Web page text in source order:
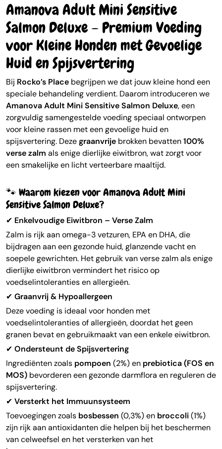
Amanova Adult Mini Sensitive
Salmon Deluxe – Premium Voeding
voor Kleine Honden met Gevoelige
Huid en Spijsvertering
Bij Rocko’s Place begrijpen we dat jouw kleine hond een
speciale behandeling verdient. Daarom introduceren we
Amanova Adult Mini Sensitive Salmon Deluxe, een
zorgvuldig samengestelde voeding speciaal ontworpen
voor kleine rassen met een gevoelige huid en
spijsvertering. Dezegraanvrije brokken bevatten100%
verse zalm als enige dierlijke eiwitbron, wat zorgt voor
een smakelijke en licht verteerbare maaltijd.
🐾 Waarom kiezen voor Amanova Adult Mini
Sensitive Salmon Deluxe?
✔ Enkelvoudige Eiwitbron – Verse Zalm
Zalm is rijk aan omega-3 vetzuren, EPA en DHA, die
bijdragen aan een gezonde huid, glanzende vacht en
soepele gewrichten. Het gebruik van verse zalm als enige
dierlijke eiwitbron vermindert het risico op
voedselintoleranties en allergieën.
✔ Graanvrij & Hypoallergeen
Deze voeding is ideaal voor honden met
voedselintoleranties of allergieën, doordat het geen
granen bevat en gebruikmaakt van een enkele eiwitbron.
✔ Ondersteunt de Spijsvertering
Ingrediënten zoals pompoen (2%) en prebiotica (FOS en
MOS) bevorderen een gezonde darmflora en reguleren de
spijsvertering.
✔ Versterkt het Immuunsysteem
Toevoegingen zoals bosbessen (0,3%) en broccoli(1%)
zijn rijk aan antioxidanten die helpen bij het beschermen
van celweefsel en het versterken van het